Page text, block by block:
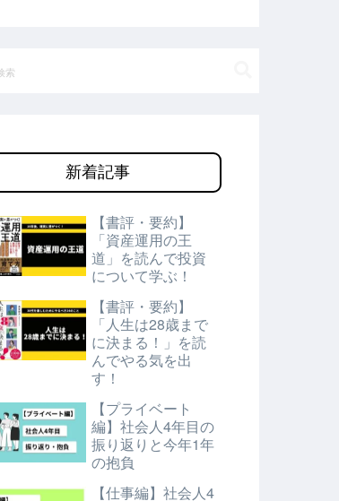
新着記事
【書評・要約】
「資産運用の王
道」を読んで投資
について学ぶ！
【書評・要約】
「人生は28歳まで
に決まる！」を読
んでやる気を出
す！
【プライベート
編】社会人4年目の
振り返りと今年1年
の抱負
【仕事編】社会人4